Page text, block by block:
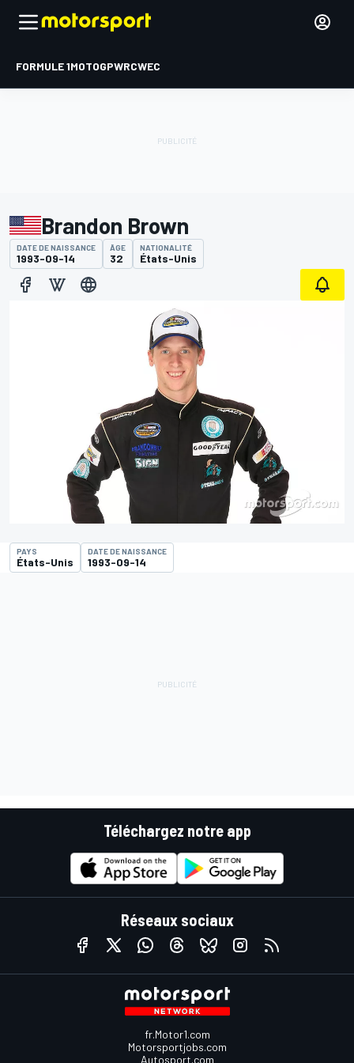
FORMULE 1MOTOGPWRCWEC
Brandon Brown
DATE DE NAISSANCE
1993-09-14
ÂGE
32
NATIONALITÉ
États-Unis
PAYS
États-Unis
DATE DE NAISSANCE
1993-09-14
Téléchargez notre app
Réseaux sociaux
fr.Motor1.com
Motorsportjobs.com
Autosport.com